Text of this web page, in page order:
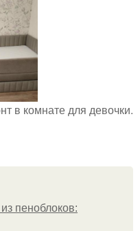
в комнате для девочки.
пеноблоков: